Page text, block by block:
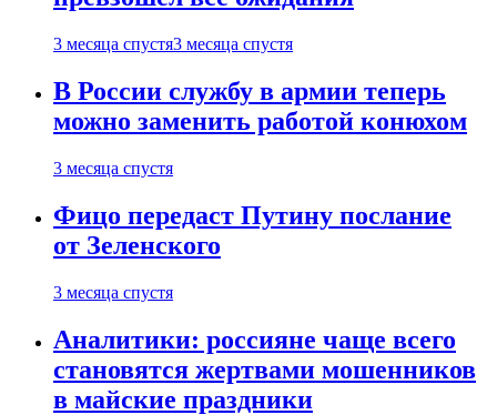
3 месяца спустя3 месяца спустя
В России службу в армии теперь
можно заменить работой конюхом
3 месяца спустя
Фицо передаст Путину послание
от Зеленского
3 месяца спустя
Аналитики: россияне чаще всего
становятся жертвами мошенников
в майские праздники